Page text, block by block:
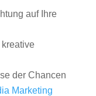
auf Ihre
der Chancen
Marketing